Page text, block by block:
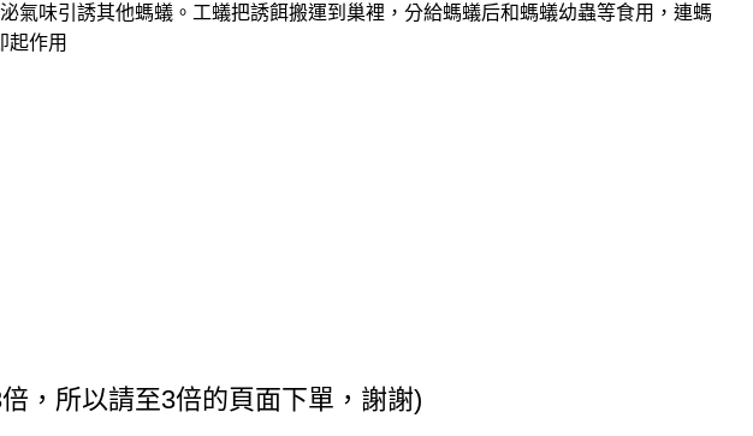
味引誘其他螞蟻。工蟻把誘餌搬運到巢裡，分給螞蟻后和螞蟻幼蟲等食用，連螞
起作用
，所以請至3倍的頁面下單，謝謝)